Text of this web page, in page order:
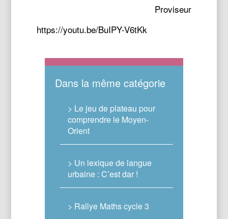
Proviseur
https://youtu.be/BuIPY-V6tKk
Dans la même catégorie
> Le jeu de plateau pour
comprendre le Moyen-
Orient
> Un lexique de langue
urbaine : C’est dar !
> Rallye Maths cycle 3